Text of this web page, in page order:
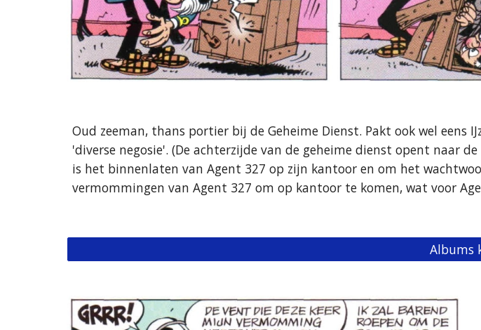
Oud zeeman, thans portier bij de Geheime Dienst. Pakt ook wel
'diverse negosie'. (De achterzijde van de geheime dienst opent naar
is het binnenlaten van Agent 327 op zijn kantoor en om het
vermommingen van Agent 327 om op kantoor te komen, wat voor
Albums